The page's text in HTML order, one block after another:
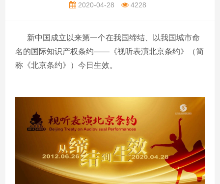
2020-04-28 4228
新中国成立以来第一个在我国缔结、以我国城市命
名的国际知识产权条约——《视听表演北京条约》（简
称《北京条约》）今日生效。